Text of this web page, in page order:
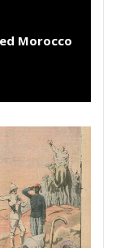
Morocco